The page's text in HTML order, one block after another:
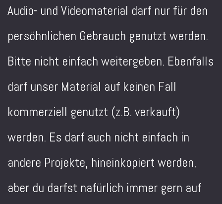
Audio- und Videomaterial darf nur für den
persöhnlichen Gebrauch genutzt werden.
Bitte nicht einfach weitergeben. Ebenfalls
darf unser Material auf keinen Fall
kommerziell genutzt (z.B. verkauft)
werden. Es darf auch nicht einfach in
andere Projekte, hineinkopiert werden,
aber du darfst nafürlich immer gern auf